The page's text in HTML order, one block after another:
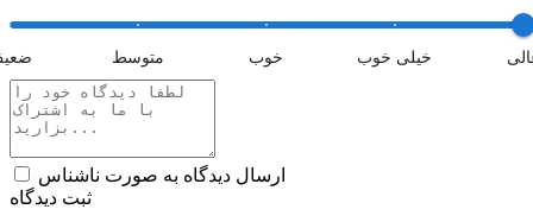
متوسط خوب خیلی خوب
ارسال دیدگاه به صورت ناشناس
ثبت دیدگاه